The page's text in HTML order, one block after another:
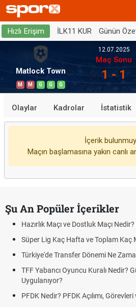
Hızlı Erişim İLK11 KUR Günün
Matlock Town
M M G G G
12.07.2025
Maç Sonu
1 - 1
Olaylar Kadrolar İstatistik
İçerik
Maçın başlamasına yakın canlı
Şu An Popüler İçerikler
Hazırlık Maçı ve Dostluk Maçı
Süper Lig Kaç Hafta ve Toplam Kaç
Türkiye'de Transfer Dönemi Ne
TFF Yabancı Oyuncu Kuralı Nedir?
Uygulanıyor?
PFDK Nedir? PFDK Açılımı,